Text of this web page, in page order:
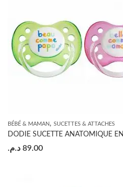
BÉBÉ & MAMAN, SUCETTES & ATTACHES
89.00 د.م.